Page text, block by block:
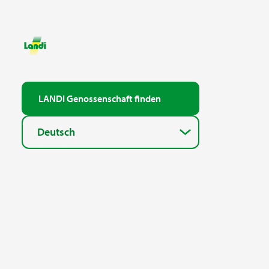
LANDI Genossenschaft finden
Deutsch